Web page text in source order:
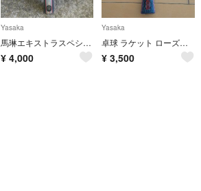
Yasaka
馬琳エキストラスペシャル 中国式 CHN
¥ 4,000
Yasaka
卓球 ラケット ローズグレイド
¥ 3,500